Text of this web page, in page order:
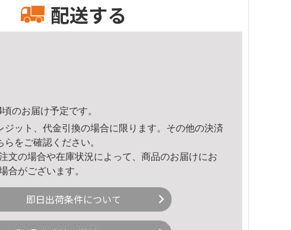
配送する
のお届け予定です。
ジット、代金引換の場合に限ります。その他の決済
ら をご確認ください。
文の場合や在庫状況によって、商品のお届けにお
合がございます。
即日出荷条件について